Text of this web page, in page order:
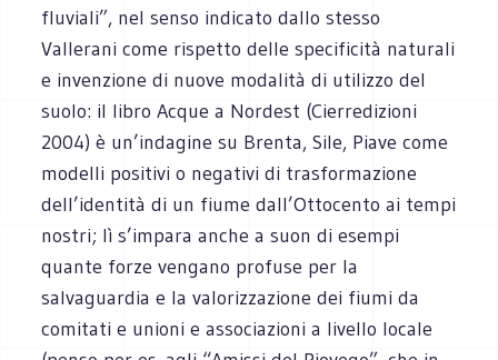
fluviali”, nel senso indicato dallo stesso
Vallerani come rispetto delle specificità naturali
e invenzione di nuove modalità di utilizzo del
suolo: il libro Acque a Nordest (Cierredizioni
2004) è un’indagine su Brenta, Sile, Piave come
modelli positivi o negativi di trasformazione
dell’identità di un fiume dall’Ottocento ai tempi
nostri; lì s’impara anche a suon di esempi
quante forze vengano profuse per la
salvaguardia e la valorizzazione dei fiumi da
comitati e unioni e associazioni a livello locale